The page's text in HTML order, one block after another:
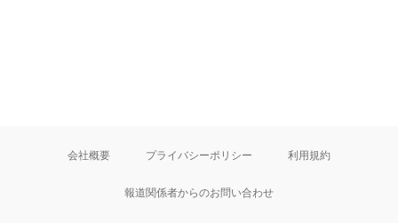
会社概要 プライバシーポリシー 利用規約
報道関係者からのお問い合わせ